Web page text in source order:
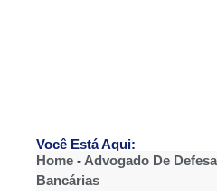
Você Está Aqui:
Home - Advogado De
Bancárias